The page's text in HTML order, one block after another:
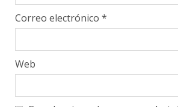
Correo electrónico *
Web